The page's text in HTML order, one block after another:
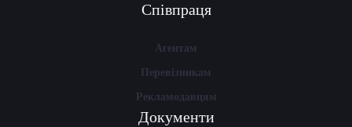
Співпраця
Агентам
Перевізникам
Рекламодавцям
Документи